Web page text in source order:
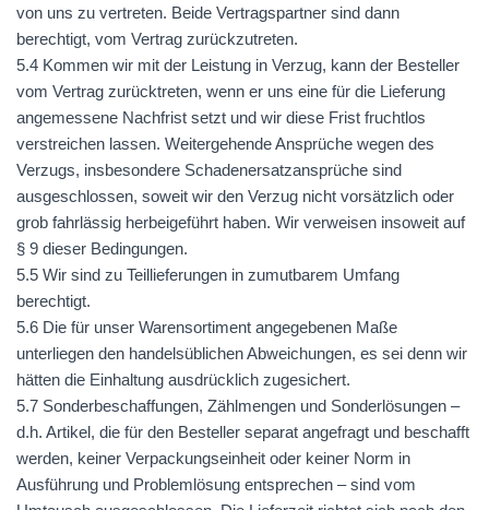
von uns zu vertreten. Beide Vertragspartner sind dann
berechtigt, vom Vertrag zurückzutreten.
5.4 Kommen wir mit der Leistung in Verzug, kann der Besteller
vom Vertrag zurücktreten, wenn er uns eine für die Lieferung
angemessene Nachfrist setzt und wir diese Frist fruchtlos
verstreichen lassen. Weitergehende Ansprüche wegen des
Verzugs, insbesondere Schadenersatzansprüche sind
ausgeschlossen, soweit wir den Verzug nicht vorsätzlich oder
grob fahrlässig herbeigeführt haben. Wir verweisen insoweit auf
§ 9 dieser Bedingungen.
5.5 Wir sind zu Teillieferungen in zumutbarem Umfang
berechtigt.
5.6 Die für unser Warensortiment angegebenen Maße
unterliegen den handelsüblichen Abweichungen, es sei denn wir
hätten die Einhaltung ausdrücklich zugesichert.
5.7 Sonderbeschaffungen, Zählmengen und Sonderlösungen –
d.h. Artikel, die für den Besteller separat angefragt und beschafft
werden, keiner Verpackungseinheit oder keiner Norm in
Ausführung und Problemlösung entsprechen – sind vom